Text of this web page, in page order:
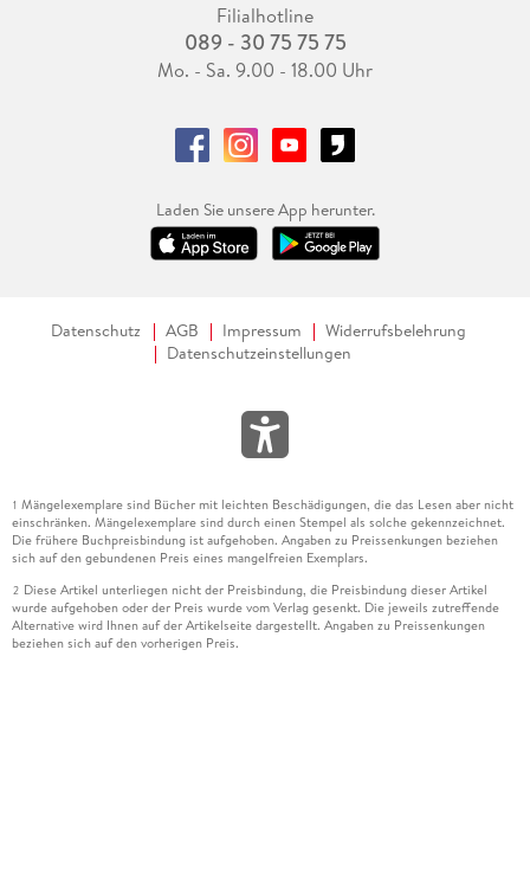
Filialhotline
089 - 30 75 75 75
Mo. - Sa. 9.00 - 18.00 Uhr
Laden Sie unsere App herunter.
Datenschutz AGB Impressum
Widerrufsbelehrung
Datenschutzeinstellungen
1 Mängelexemplare sind Bücher mit leichten Beschädigungen, die das Lesen aber nicht
einschränken. Mängelexemplare sind durch einen Stempel als solche gekennzeichnet.
Die frühere Buchpreisbindung ist aufgehoben. Angaben zu Preissenkungen beziehen
sich auf den gebundenen Preis eines mangelfreien Exemplars.
2 Diese Artikel unterliegen nicht der Preisbindung, die Preisbindung dieser Artikel
wurde aufgehoben oder der Preis wurde vom Verlag gesenkt. Die jeweils zutreffende
Alternative wird Ihnen auf der Artikelseite dargestellt. Angaben zu Preissenkungen
beziehen sich auf den vorherigen Preis.